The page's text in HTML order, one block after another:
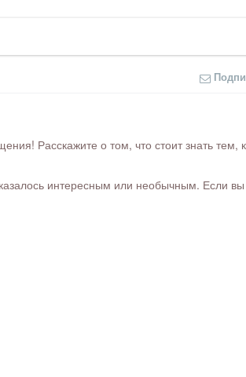
Расскажите о том, что стоит знать тем,
интересным или необычным. Если